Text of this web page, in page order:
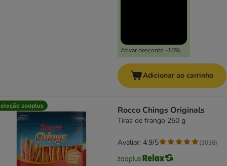
Ativar desconto -10%
Adicionar ao carrinho
zooplus Rocco Chings Originals
Tiras de frango 250 g
Avaliar: 4.9/5 (3038)